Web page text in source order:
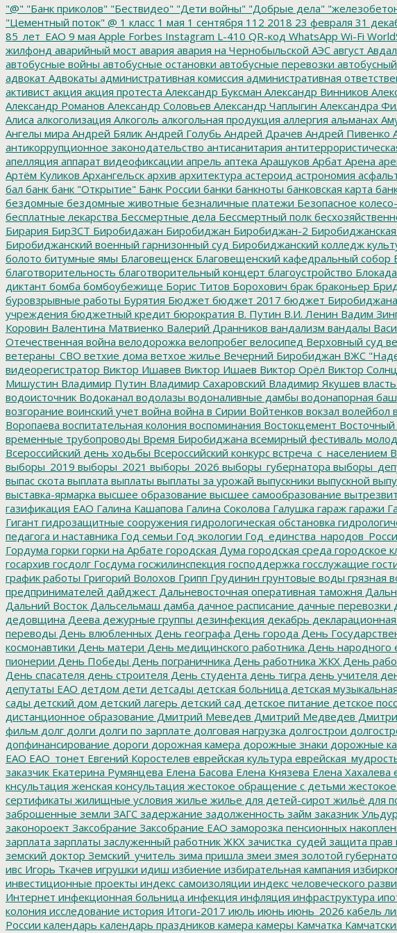
"@" "Банк приколов" "Бествидео" "Дети войны" "Добрые дела"
"Цементный поток" @ 1 класс 1 мая 1 сентября 112 2018 23 февраля 31
85_лет_ЕАО 9 мая Apple Forbes Instagram L-410 QR-код WhatsApp Wi-Fi
жилфонд аварийный мост авария авария на Чернобыльской АЭС август
автобусные войны автобусные остановки автобусные перевозки
адвокат Адвокаты административная комиссия административная
активист акция акция протеста Александр Буксман Александр Винников
Александр Романов Александр Соловьев Александр Чаплыгин Александра
Алиса алкоголизация Алкоголь алкогольная продукция аллергия альманах
Ангелы мира Андрей Бялик Андрей Голубь Андрей Драчев Андрей Пивенко
антикоррупционное законодательство антисанитария
апелляция аппарат видеофиксации апрель аптека Арашуков Арбат Арена
Артём Куликов Архангельск архив архитектура астероид астрономия
бал банк банк "Открытие" Банк России банки банкноты банковская карта
бездомные бездомные животные безналичные платежи Безопасное
бесплатные лекарства Бессмертные дела Бессмертный полк
Бирария БирЗСТ Биробидажан Биробиджан Биробиджан-2
Биробиджанский военный гарнизонный суд Биробиджанский колледж
болото битумные ямы Благовещенск Благовещенский кафедральный собор
благотворительность благотворительный концерт благоустройство
диктант бомба бомбоубежище Борис Титов Борохович брак браконьер
буровзрывные работы Бурятия Бюджет бюджет 2017 бюджет Биробиджана
учреждения бюджетный кредит бюрократия В. Путин В.И. Ленин Вадим
Коровин Валентина Матвиенко Валерий Дранников вандализм вандалы
Отечественная война велодорожка велопробег велосипед Верховный суд
ветераны_СВО ветхие дома ветхое жилье Вечерний Биробиджан ВЖС
видеорегистратор Виктор Ишавев Виктор Ишаев Виктор Орёл Виктор
Мишустин Владимир Путин Владимир Сахаровский Владимир Якушев власть
водоисточник Водоканал водолазы водоналивные дамбы водонапорная
возгорание воинский учет война война в Сирии Войтенков вокзал волейбол
Воропаева воспитательная колония воспоминания Востокцемент
временные трубопроводы Время Биробиджана всемирный фестиваль
Всероссийский день ходьбы Всероссийский конкурс встреча_с_населением
выборы_2019 выборы_2021 выборы_2026 выборы_губернатора
выпас скота выплата выплаты выплаты за урожай выпускники выпускной
выставка-ярмарка высшее образование высшее самообразование
газификация ЕАО Галина Кашапова Галина Соколова Галушка гараж гаражи
Гигант гидрозащитные сооружения гидрологическая обстановка
педагога и наставника Год семьи Год экологии
Гордума горки горки на Арбате городская Дума городская среда городское
госархив госдолг Госдума госжилинспекция господдержка госслужащие
график работы Григорий Волохов Грипп Грудинин грунтовые воды грязная
предпринимателей дайджест Дальневосточная оперативная таможня
Дальний Восток Дальсельмаш дамба дачное расписание дачные перевозки
дедовщина Деева дежурные группы дезинфекция декабрь
переводы День влюбленных День географа День города День
космонавтики День матери День медицинского работника День народного
пионерии День Победы День пограничника День работника ЖКХ День
День спасателя день строителя День студента день тигра день учителя
депутаты ЕАО детдом дети детсады детская больница детская
сады детский дом детский лагерь детский сад детское питание детское
дистанционное образование Дмитрий Меведев Дмитрий Медведев
фильм долг долги долги по зарплате долговая нагрузка долгострои
допфинансирование дороги дорожная камера дорожные знаки дорожные
ЕАО ЕАО_тонет Евгений Коростелев еврейская культура
заказчик Екатерина Румянцева Елена Басова Елена Князева Елена Хахалева
кнсультация женская консультация жестокое обращение с детьми
сертификаты жилищные условия жилье жилье для детей-сирот жильё для
заброшенные земли ЗАГС задержание задолженность займ заказник
законороект Заксобрание Заксобрание ЕАО заморозка пенсионных
зарплата зарплаты заслуженный работник ЖКХ зачистка_судей защита прав
земский доктор Земский_учитель зима пришла змеи змея золотой
ивс Игорь Ткачев игрушки идиш избиение избирательная кампания
инвестиционные проекты индекс самоизоляции индекс человеческого
Интернет инфекционная больница инфекция инфляция инфраструктура
колония исследование история Итоги-2017 июль июнь июнь_2026 кабель
России календарь календарь праздников камера камеры Камчатка